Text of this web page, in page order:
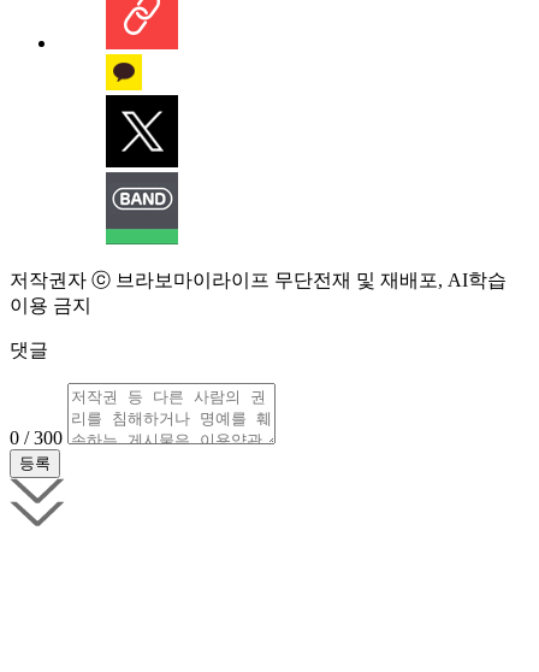
저작권자 ⓒ 브라보마이라이프 무단전재 및 재배포, AI학습
이용 금지
댓글
0 / 300